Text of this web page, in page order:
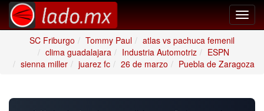
SC Friburgo
Tommy Paul
atlas vs pachuca femenil
clima guadalajara
Industria Automotriz
ESPN
sienna miller
juarez fc 26 de marzo Puebla de Zaragoza